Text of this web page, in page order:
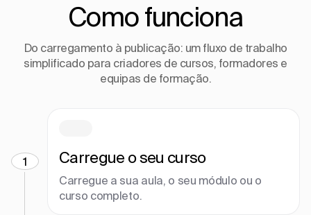
Como funciona
Do carregamento à publicação: um fluxo de trabalho
simplificado para criadores de cursos, formadores e
equipas de formação.
1 Carregue o seu curso
Carregue a sua aula, o seu módulo ou o
curso completo.